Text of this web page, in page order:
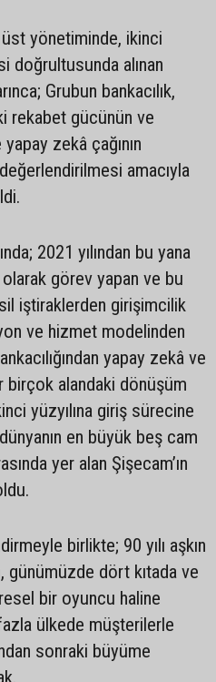
yönetiminde, ikinci
doğrultusunda alınan
Grubun bankacılık,
rekabet gücünün ve
zekâ çağının
amacıyla
2021 yılından bu yana
görev yapan ve bu
iştiraklerden girişimcilik
ve hizmet modelinden
yapay zekâ ve
birçok alandaki dönüşüm
yüzyılına giriş sürecine
en büyük beş cam
yer alan Şişecam’ın
birlikte; 90 yılı aşkın
dört kıtada ve
bir oyuncu haline
ülkede müşterilerle
sonraki büyüme